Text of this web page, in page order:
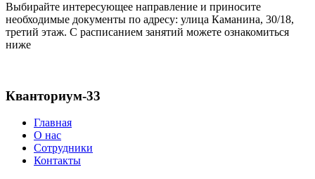
Выбирайте интересующее направление и приносите
необходимые документы по адресу: улица Каманина, 30/18,
третий этаж. С расписанием занятий можете ознакомиться
ниже
Кванториум-33
Главная
О нас
Сотрудники
Контакты